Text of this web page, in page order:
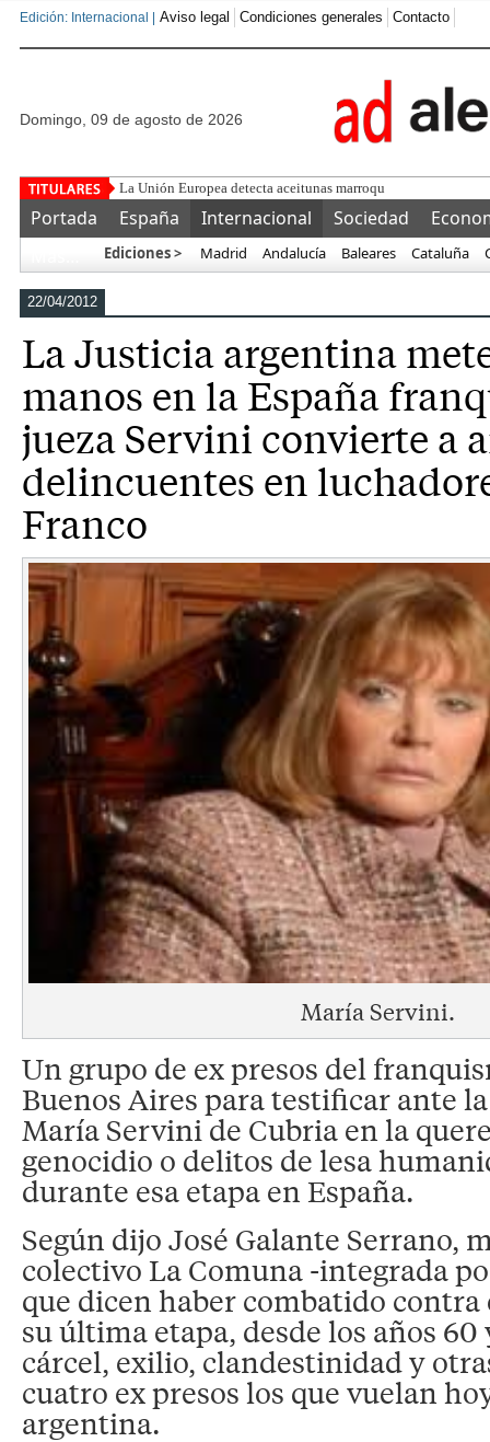
Edición: Internacional | Aviso legal Condiciones generales Contacto
domingo, 09 de agosto de 2026
La Unión Europea detecta aceitunas marroquíes con niveles
Portada España Internacional Sociedad
Ediciones > Madrid Andalucía Baleares Cataluña
22/04/2012
La Justicia argentina
manos en la España
jueza Servini convierte a
delincuentes en
Franco
María Servini.
Un grupo de ex presos del
Buenos Aires para testificar ante
María Servini de Cubria en la
genocidio o delitos de lesa
durante esa etapa en España.
Según dijo José Galante Serrano,
colectivo La Comuna -integrada
que dicen haber combatido
su última etapa, desde los años
cárcel, exilio, clandestinidad y
cuatro ex presos los que vuelan
argentina.